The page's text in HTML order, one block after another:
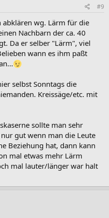
#9
abklären wg. Lärm für die
Nachbarn der ca. 40
Da er selber "Lärm", viel
wann es ihm paßt
selbst Sonntags die
Kreissäge/etc. mit
sollte man sehr
gut wenn man die Leute
Beziehung hat, dann kann
mal etwas mehr Lärm
mal lauter/länger war halt